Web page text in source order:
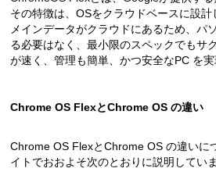
その特徴は、OSをクラウドベースに設計
メインデータがクラウドにあるため、パ
る必要はなく、最小限のスペックでもサ
が速く、管理も簡単、かつ安全なPC を実
Chrome OS FlexとChrome OS の違い
Chrome OS FlexとChrome OS の違いに
イトでおおよそ次のとおりに説明していま